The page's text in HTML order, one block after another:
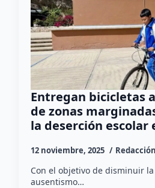
Entregan bicicletas
de zonas
la deserción escolar
12 noviembre, 2025 Redacción
Con el objetivo de disminuir
ausentismo…